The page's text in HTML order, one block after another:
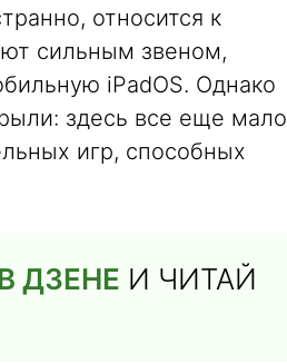
относится к
сильным звеном,
iPadOS. Однако
здесь все еще мало
игр, способных
ДЗЕНЕ И ЧИТАЙ